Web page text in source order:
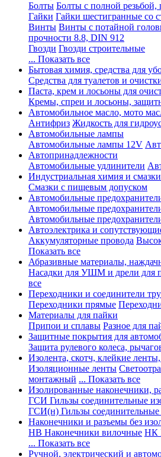
Болты Болты с полной
Гайки Гайки шестигранные со
Винты Винты с потайной
прочности 8.8, DIN 912
Гвозди Гвозди строительные
... Показать все
Бытовая химия, средства для
Средства для туалетов и
Паста, крем и лосьоны для
Кремы, спреи и лосьоны,
Автомобильное масло, мото
Антифриз Жидкость для
Автомобильные лампы
Автомобильные лампы 12V
Автопринадлежности
Автомобильные удлинители
Индустриальная химия и
Смазки с пищевым допуском
Автомобильные
Автомобильные
Автомобильные
Автоэлектрика и
Аккумуляторные провода
Показать все
Абразивные материалы,
Насадки для УШМ и дрели для
все
Переходники и соединители
Переходники прямые
Материалы для пайки
Припои и сплавы Разное для
Защитные покрытия для
Защита рулевого колеса,
Изолента, скотч, клейкие
Изоляционные ленты
монтажный ... Показать все
Изолированные наконечники,
ГСИ Гильзы соединительные
ГСИ(н) Гильзы
Наконечники и разъемы без
НВ Наконечники вилочные НК
... Показать все
Ручной, электрический и